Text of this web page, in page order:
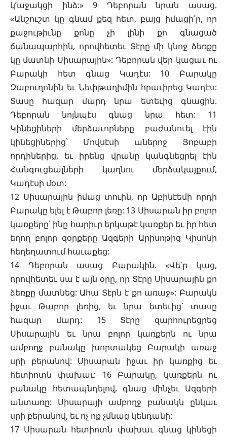
կ’աջակցի ինձ:» 9 Դեբորան նրան ասաց.
«Անշուշտ կը գնամ քեզ հետ, բայց իմացի՛ր, որ
քաջութիւնը քոնը չի լինի քո գնացած
ճանապարհին, որովհետեւ Տէրը մի կնոջ ձեռքը
կը մատնի Սիսարային»: Դեբորան վեր կացաւ ու
Բարակի հետ գնաց Կադէս: 10 Բարակը
Զաբուղոնին եւ Նեփթաղիմին հրաւիրեց Կադէս:
Տասը հազար մարդ նրա ետեւից գնացին.
Դեբորան նոյնպէս գնաց նրա հետ: 11
Կինեցիների մերձաւորները բաժանուել էին
կինեցիներից՝ Մովսէսի աներոջ Յոբաբի
որդիներից, եւ իրենց վրանը կանգնեցրել էին
Հանգուցեալների կաղնու մերձակայքում,
Կադէսի մօտ:
12 Սիսարային իմաց տուին, որ Աբինէեմի որդի
Բարակը ելել է Թաբոր լեռը: 13 Սիսարան իր բոլոր
կառքերը՝ ինը հարիւր երկաթէ կառքեր եւ իր հետ
եղող բոլոր զօրքերը Ազգերի Արիսոթից Կիսոնի
հեղեղատում հաւաքեց:
14 Դեբորան ասաց Բարակին. «Վե՛ր կաց,
որովհետեւ սա է այն օրը, որ Տէրը Սիսարային քո
ձեռքը մատնեց: Ահա Տէրն է քո առաջ»: Բարակն
իջաւ Թաբոր լեռից, եւ նրա ետեւից՝ տասը
հազար մարդ: 15 Տէրը զարհուրեցրեց
Սիսարային եւ նրա բոլոր կառքերն ու նրա
ամբողջ բանակը խորտակեց Բարակի առաջ
սրի բերանով: Սիսարան իջաւ իր կառքից եւ
հետիոտն փախաւ: 16 Բարակը, կառքերն ու
բանակը հետապնդելով, գնաց մինչեւ Ազգերի
անտառը: Սիսարայի ամբողջ բանակն ընկաւ
սրի բերանով, եւ ոչ ոք չմնաց կենդանի:
17 Սիսարան հետիոտն փախաւ գնաց կինեցի